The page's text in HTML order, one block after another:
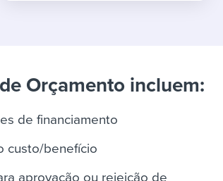
Orçamento incluem:
de financiamento
custo/benefício
aprovação ou rejeição de